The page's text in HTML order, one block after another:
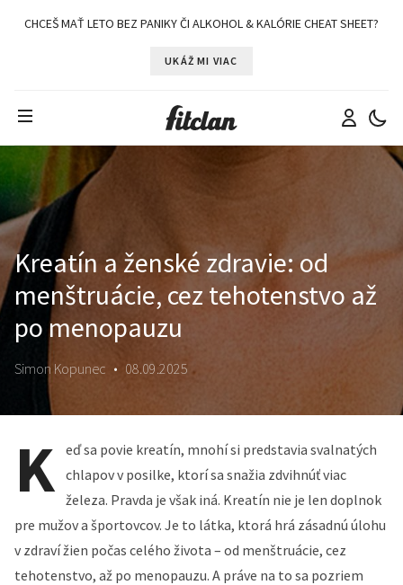
CHCEŠ MAŤ LETO BEZ PANIKY ČI ALKOHOL & KALÓRIE CHEAT SHEET?
UKÁŽ MI VIAC
Kreatín a ženské zdravie: od
menštruácie, cez tehotenstvo až
po menopauzu
Simon Kopunec • 08.09.2025
K eď sa povie kreatín, mnohí si predstavia svalnatých
chlapov v posilke, ktorí sa snažia zdvihnúť viac
železa. Pravda je však iná. Kreatín nie je len doplnok
pre mužov a športovcov. Je to látka, ktorá hrá zásadnú úlohu
v zdraví žien počas celého života – od menštruácie, cez
tehotenstvo, až po menopauzu. A práve na to sa pozriem